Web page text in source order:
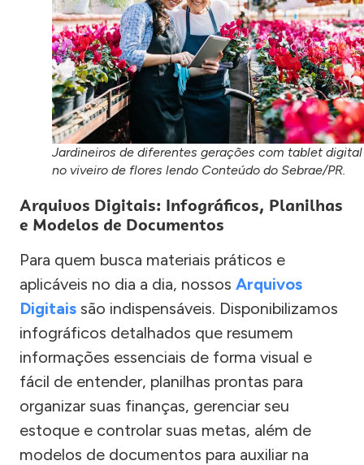
Jardineiros de diferentes gerações com tablet digital
no viveiro de flores lendo Conteúdo do Sebrae/PR.
Arquivos Digitais: Infográficos, Planilhas
e Modelos de Documentos
Para quem busca materiais práticos e
aplicáveis no dia a dia, nossos Arquivos
Digitais são indispensáveis. Disponibilizamos
infográficos detalhados que resumem
informações essenciais de forma visual e
fácil de entender, planilhas prontas para
organizar suas finanças, gerenciar seu
estoque e controlar suas metas, além de
modelos de documentos para auxiliar na